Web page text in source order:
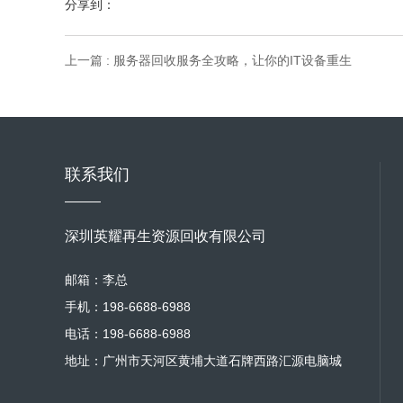
分享到：
上一篇 : 服务器回收服务全攻略，让你的IT设备重生
联系我们
深圳英耀再生资源回收有限公司
邮箱：李总
手机：198-6688-6988
电话：198-6688-6988
地址：广州市天河区黄埔大道石牌西路汇源电脑城